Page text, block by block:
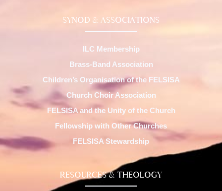
SYNOD & ASSOCIATIONS
ILC Membership
Brass-Band Association
Children’s Organisation of the FELSISA
Church Choir Association
FELSISA and the Unity of the Church
Fellowship with Other Churches
FELSISA Stewardship
RESOURCES & THEOLOGY